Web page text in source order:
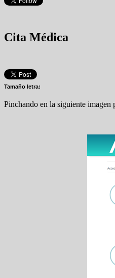
Cita Médica
Tamaño letra:
Pinchando en la siguiente imagen